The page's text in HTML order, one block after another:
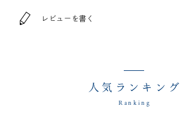
レビューを書く
人気ランキング
Ranking